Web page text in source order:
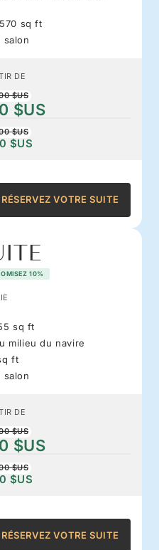
sq ft
salon
DE
$US
$US
$US
$US
RÉSERVEZ VOTRE SUITE
10%
sq ft
milieu du navire
ft
salon
DE
$US
$US
$US
$US
RÉSERVEZ VOTRE SUITE